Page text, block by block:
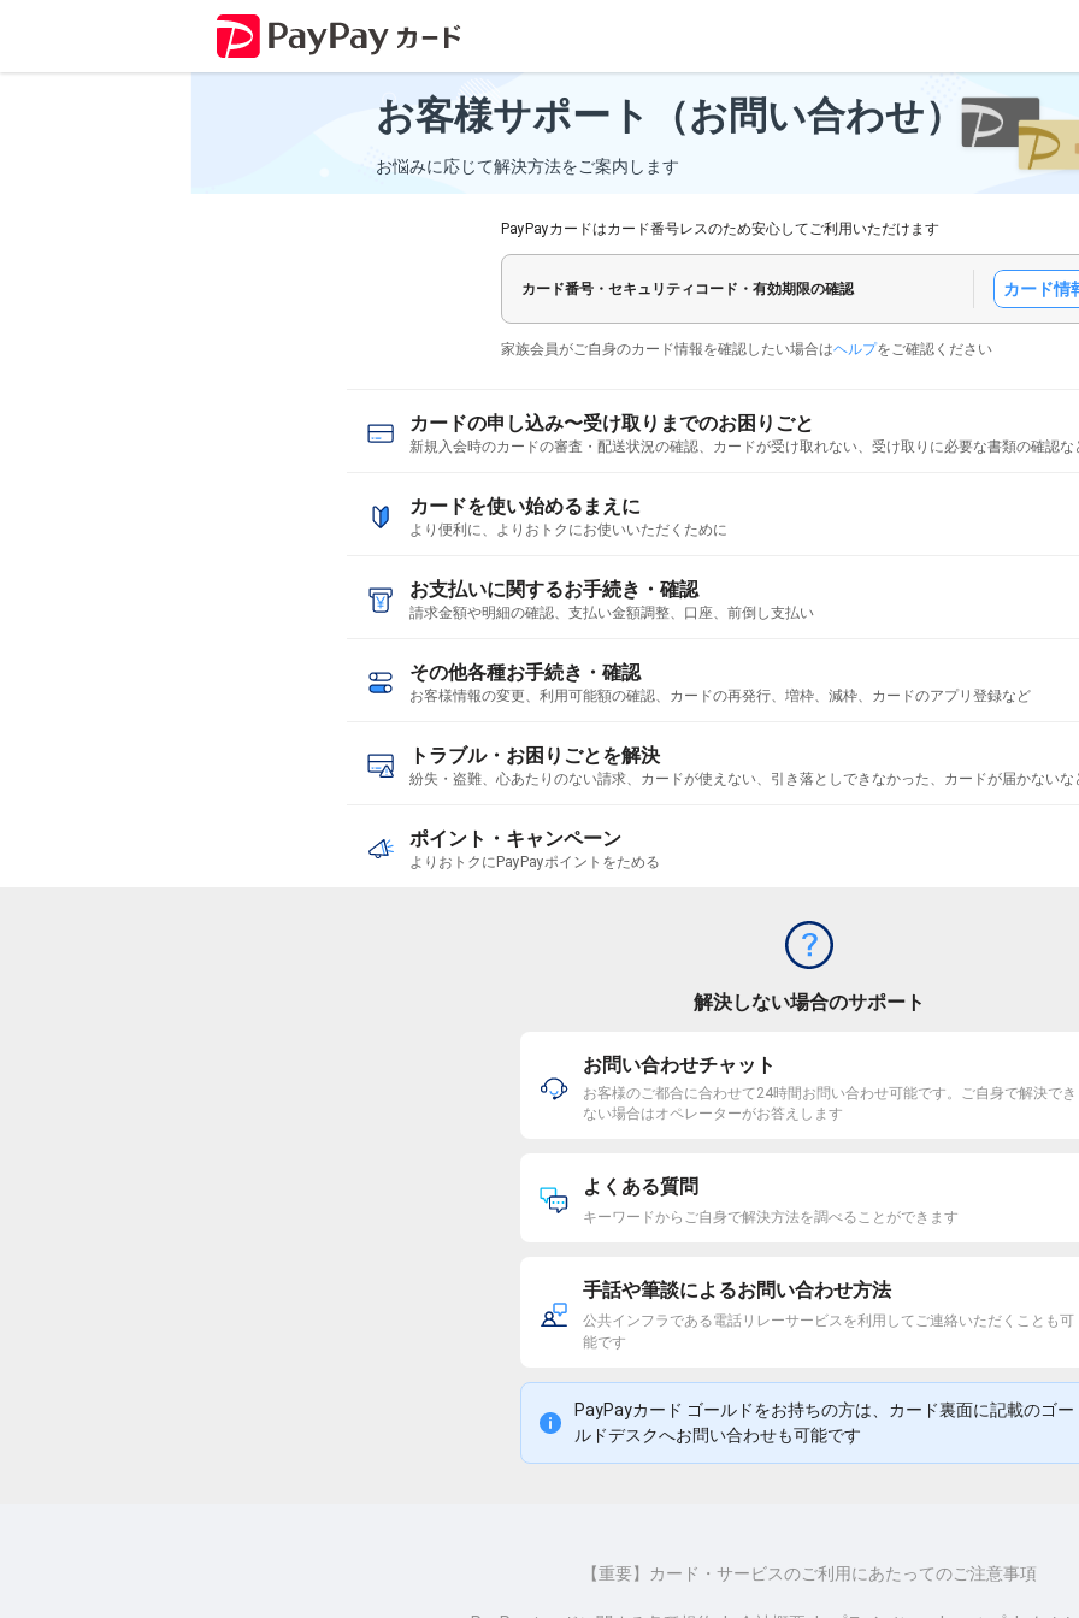
お客様サポート （お問い合わせ）
お悩みに応じて解決方法をご案内します
PayPayカードはカード番号レスのため安心してご利用いただけます
カード番号・セキュリティコード・有効期限の確認 カード情
家族会員がご自身のカード情報を確認したい場合はヘルプをご確認ください
カードの申し込み〜受け取りまでのお困りごと
新規入会時のカードの審査・配送状況の確認、カードが受け取れない、受け取りに必要な書類の確認な
カードを使い始めるまえに
より便利に、よりおトクにお使いいただくために
お支払いに関するお手続き・確認
請求金額や明細の確認、支払い金額調整、口座、前倒し支払い
その他各種お手続き・確認
お客様情報の変更、利用可能額の確認、カードの再発行、増枠、減枠、カードのアプリ登録など
トラブル・お困りごとを解決
紛失・盗難、心あたりのない請求、カードが使えない、引き落としできなかった、カードが届かないな
ポイント・キャンペーン
よりおトクにPayPayポイントをためる
解決しない場合のサポート
お問い合わせチャット
お客様のご都合に合わせて24時間お問い合わせ可能です。ご自身で解決でき
ない場合はオペレーターがお答えします
よくある質問
キーワードからご自身で解決方法を調べることができます
手話や筆談によるお問い合わせ方法
公共インフラである電話リレーサービスを利用してご連絡いただくことも可
能です
PayPayカード ゴールドをお持ちの方は、カード裏面に記載のゴー
ルドデスクへお問い合わせも可能です
【重要】カード・サービスのご利用にあたってのご注意事項